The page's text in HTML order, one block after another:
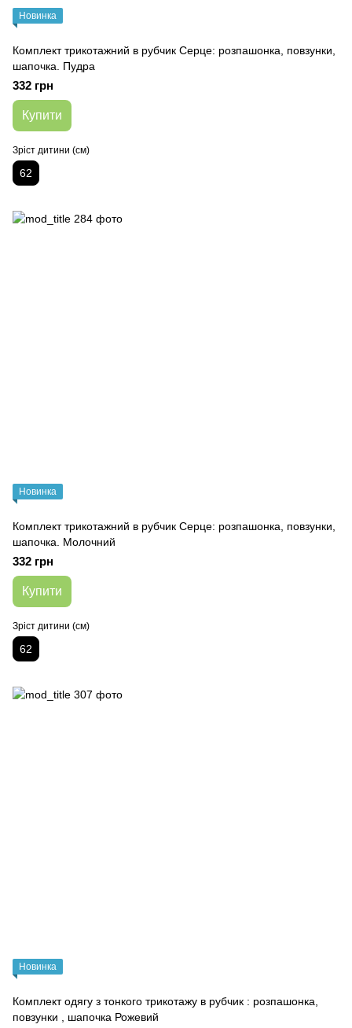
Новинка
Комплект трикотажний в рубчик Серце: розпашонка, повзунки,
шапочка. Пудра
332 грн
Купити
Зріст дитини (см)
62
Новинка
Комплект трикотажний в рубчик Серце: розпашонка, повзунки,
шапочка. Молочний
332 грн
Купити
Зріст дитини (см)
62
Новинка
Комплект одягу з тонкого трикотажу в рубчик : розпашонка,
повзунки , шапочка Рожевий